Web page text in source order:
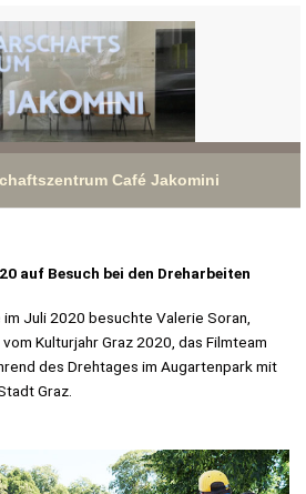
Café Jakomini
auf Besuch bei den Dreharbeiten
Juli 2020 besuchte Valerie Soran,
Kulturjahr Graz 2020, das Filmteam
des Drehtages im Augartenpark mit
Graz.